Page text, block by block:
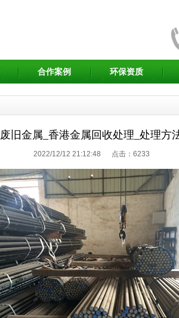
合作案例 环保资质
废旧金属_香港金属回收处理_处理方
2022/12/12 21:12:48 点击：6233